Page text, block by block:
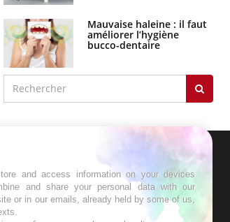
Comment oublier les écrans en
vacances ?
Mauvaise haleine : il faut
améliorer l’hygiène
bucco-dentaire
meilleures
and access information on your devices
and share your personal data with our
or in our emails, already held by some of us,